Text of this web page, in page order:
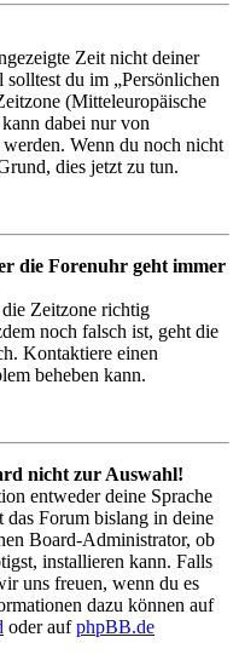
Zeit nicht deiner
du im „Persönlichen
(Mitteleuropäische
dabei nur von
Wenn du noch nicht
dies jetzt zu tun.
die Forenuhr geht immer
Zeitzone richtig
noch falsch ist, geht die
Kontaktiere einen
beheben kann.
nicht zur Auswahl!
entweder deine Sprache
Forum bislang in deine
Board-Administrator, ob
installieren kann. Falls
uns freuen, wenn du es
dazu können auf
oder aufphpBB.de